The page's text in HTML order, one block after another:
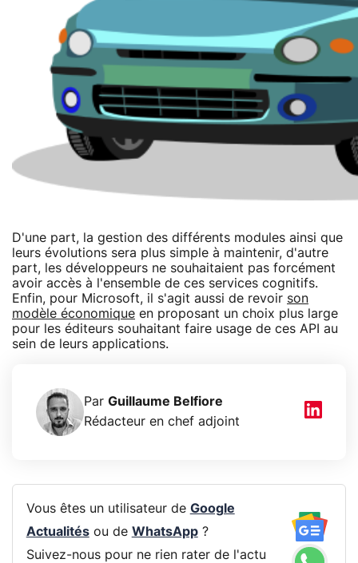
D'une part, la gestion des différents modules ainsi que
leurs évolutions sera plus simple à maintenir, d'autre
part, les développeurs ne souhaitaient pas forcément
avoir accès à l'ensemble de ces services cognitifs.
Enfin, pour Microsoft, il s'agit aussi de revoir son
modèle économique en proposant un choix plus large
pour les éditeurs souhaitant faire usage de ces API au
sein de leurs applications.
Par Guillaume Belfiore
Rédacteur en chef adjoint
Vous êtes un utilisateur de Google
Actualitésou de WhatsApp?
Suivez-nous pour ne rien rater de l'actu